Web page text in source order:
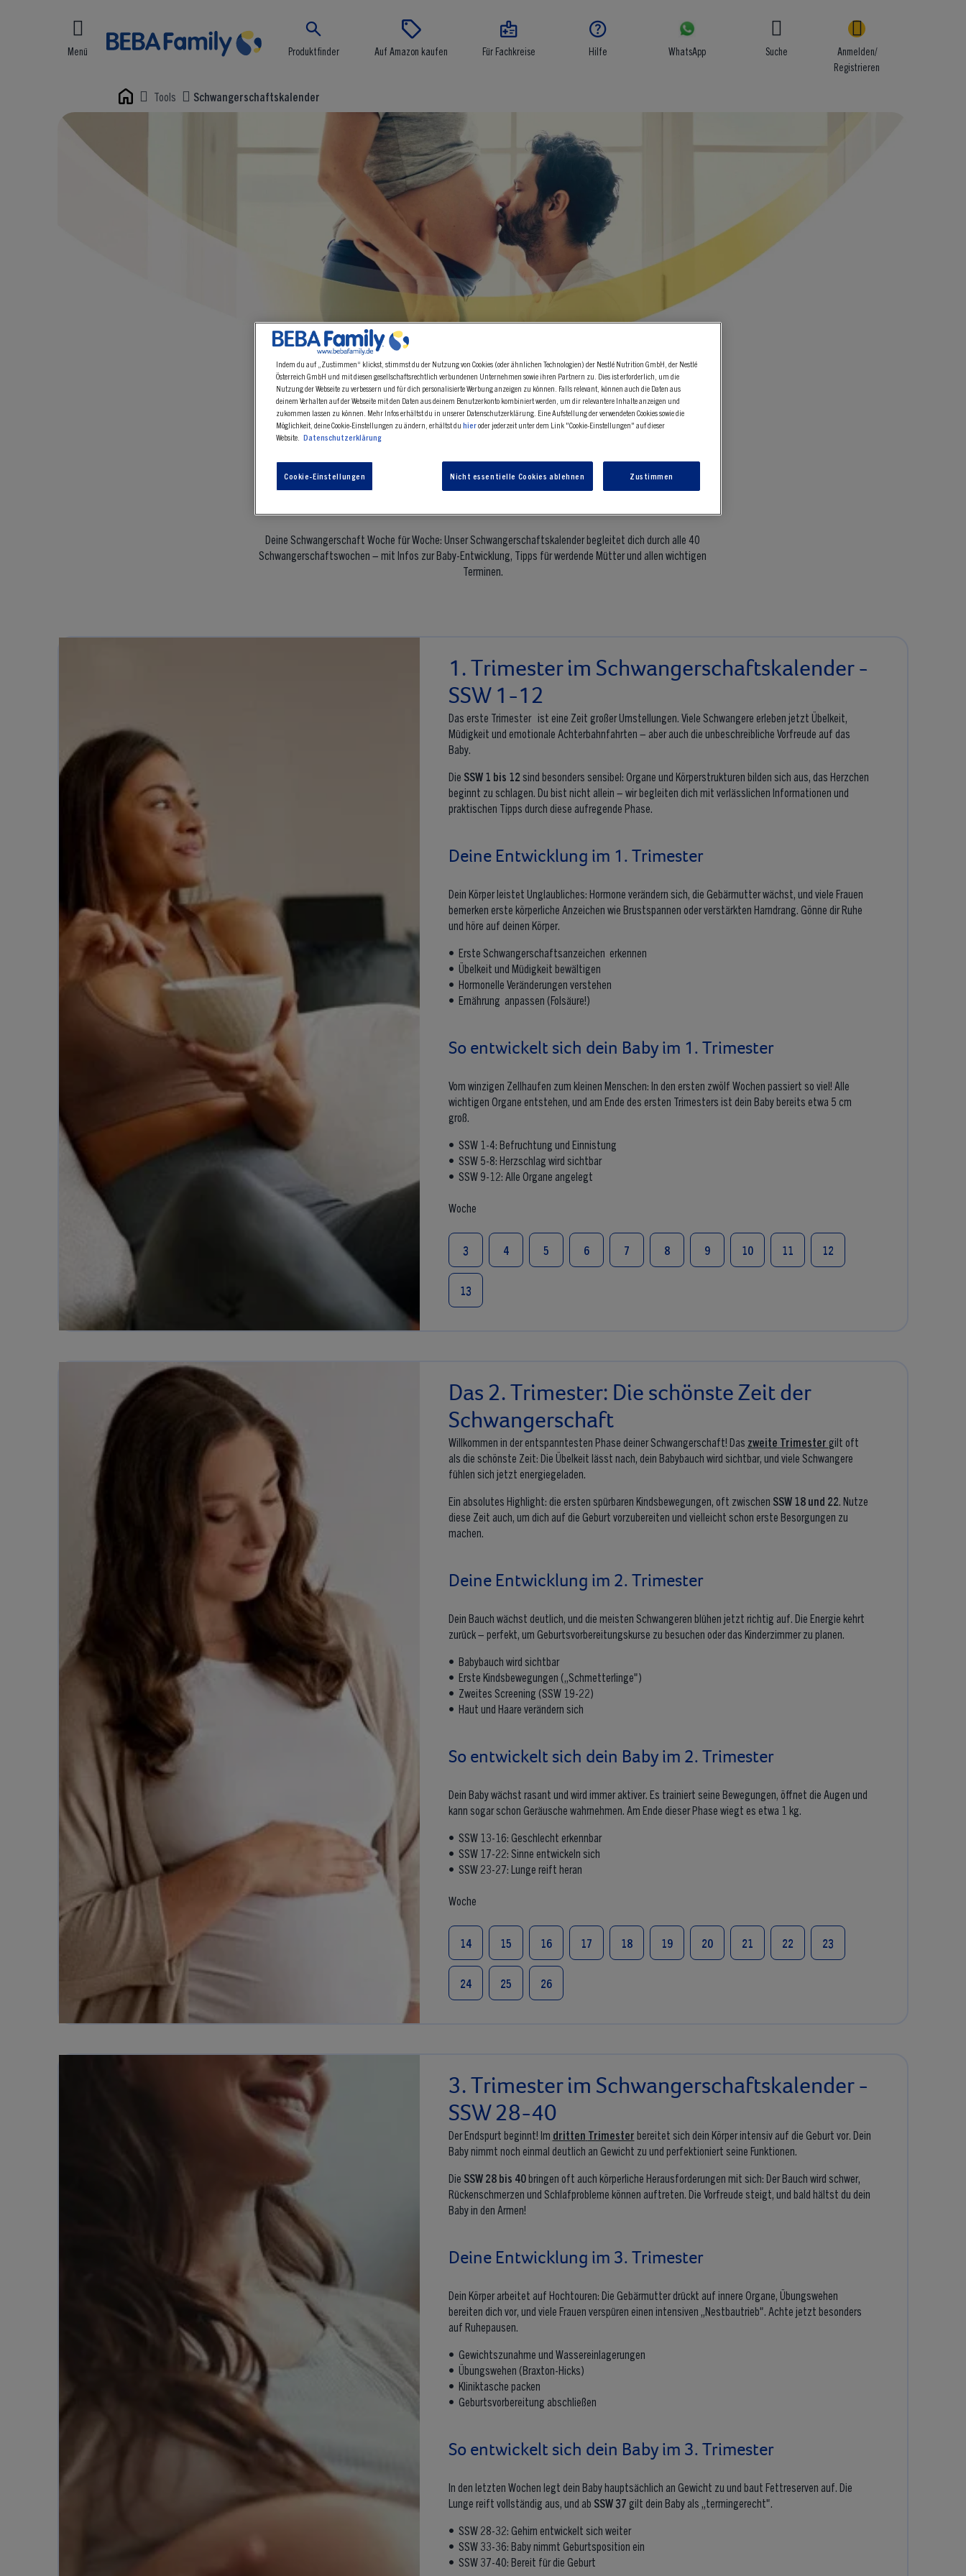
Menü

Produktfinder

Auf Amazon kaufen

Für Fachkreise

Hilfe WhatsApp Suche
Anmelden/
Registrieren
Home Tools Schwangerschaftskalender
Alle 40 Schwangerschaftswochen im
Überblick
Deine Schwangerschaft Woche für Woche: Unser Schwangerschaftskalender begleitet dich durch alle 40
Schwangerschaftswochen – mit Infos zur Baby-Entwicklung, Tipps für werdende Mütter und allen wichtigen
Terminen.
1. Trimester im Schwangerschaftskalender -
SSW 1-12
Das erste Trimester ist eine Zeit großer Umstellungen. Viele Schwangere erleben jetzt Übelkeit,
Müdigkeit und emotionale Achterbahnfahrten – aber auch die unbeschreibliche Vorfreude auf das
Baby.
Die SSW 1 bis 12 sind besonders sensibel: Organe und Körperstrukturen bilden sich aus, das Herzchen
beginnt zu schlagen. Du bist nicht allein – wir begleiten dich mit verlässlichen Informationen und
praktischen Tipps durch diese aufregende Phase.
Deine Entwicklung im 1. Trimester
Dein Körper leistet Unglaubliches: Hormone verändern sich, die Gebärmutter wächst, und viele Frauen
bemerken erste körperliche Anzeichen wie Brustspannen oder verstärkten Harndrang. Gönne dir Ruhe
und höre auf deinen Körper.
• Erste Schwangerschaftsanzeichen erkennen
• Übelkeit und Müdigkeit bewältigen
• Hormonelle Veränderungen verstehen
• Ernährung anpassen (Folsäure!)
So entwickelt sich dein Baby im 1. Trimester
Vom winzigen Zellhaufen zum kleinen Menschen: In den ersten zwölf Wochen passiert so viel! Alle
wichtigen Organe entstehen, und am Ende des ersten Trimesters ist dein Baby bereits etwa 5 cm
groß.
• SSW 1-4: Befruchtung und Einnistung
• SSW 5-8: Herzschlag wird sichtbar
• SSW 9-12: Alle Organe angelegt
Woche
3 4 5 6 7 8 9 10 11 12
13
Das 2. Trimester: Die schönste Zeit der
Schwangerschaft
Willkommen in der entspanntesten Phase deiner Schwangerschaft! Das zweite Trimester gilt oft
als die schönste Zeit: Die Übelkeit lässt nach, dein Babybauch wird sichtbar, und viele Schwangere
fühlen sich jetzt energiegeladen.
Ein absolutes Highlight: die ersten spürbaren Kindsbewegungen, oft zwischen SSW 18 und 22. Nutze
diese Zeit auch, um dich auf die Geburt vorzubereiten und vielleicht schon erste Besorgungen zu
machen.
Deine Entwicklung im 2. Trimester
Dein Bauch wächst deutlich, und die meisten Schwangeren blühen jetzt richtig auf. Die Energie kehrt
zurück – perfekt, um Geburtsvorbereitungskurse zu besuchen oder das Kinderzimmer zu planen.
• Babybauch wird sichtbar
• Erste Kindsbewegungen („Schmetterlinge")
• Zweites Screening (SSW 19-22)
• Haut und Haare verändern sich
So entwickelt sich dein Baby im 2. Trimester
Dein Baby wächst rasant und wird immer aktiver. Es trainiert seine Bewegungen, öffnet die Augen und
kann sogar schon Geräusche wahrnehmen. Am Ende dieser Phase wiegt es etwa 1 kg.
• SSW 13-16: Geschlecht erkennbar
• SSW 17-22: Sinne entwickeln sich
• SSW 23-27: Lunge reift heran
Woche
14 15 16 17 18 19 20 21 22 23
24 25 26
3. Trimester im Schwangerschaftskalender -
SSW 28-40
Der Endspurt beginnt! Im dritten Trimester bereitet sich dein Körper intensiv auf die Geburt vor. Dein
Baby nimmt noch einmal deutlich an Gewicht zu und perfektioniert seine Funktionen.
Die SSW 28 bis 40bringen oft auch körperliche Herausforderungen mit sich: Der Bauch wird schwer,
Rückenschmerzen und Schlafprobleme können auftreten. Die Vorfreude steigt, und bald hältst du dein
Baby in den Armen!
Deine Entwicklung im 3. Trimester
Dein Körper arbeitet auf Hochtouren: Die Gebärmutter drückt auf innere Organe, Übungswehen
bereiten dich vor, und viele Frauen verspüren einen intensiven „Nestbautrieb". Achte jetzt besonders
auf Ruhepausen.
• Gewichtszunahme und Wassereinlagerungen
• Übungswehen (Braxton-Hicks)
• Kliniktasche packen
• Geburtsvorbereitung abschließen
So entwickelt sich dein Baby im 3. Trimester
In den letzten Wochen legt dein Baby hauptsächlich an Gewicht zu und baut Fettreserven auf. Die
Lunge reift vollständig aus, und ab SSW 37 gilt dein Baby als „termingerecht".
• SSW 28-32: Gehirn entwickelt sich weiter
• SSW 33-36: Baby nimmt Geburtsposition ein
• SSW 37-40: Bereit für die Geburt
Indem du auf „Zustimmen“ klickst, stimmst du der Nutzung von Cookies (oder ähnlichen Technologien) der Nestlé Nutrition GmbH, der Nestlé
Österreich GmbH und mit diesen gesellschaftsrechtlich verbundenen Unternehmen sowie ihren Partnern zu. Dies ist erforderlich, um die
Nutzung der Webseite zu verbessern und für dich personalisierte Werbung anzeigen zu können. Falls relevant, können auch die Daten aus
deinem Verhalten auf der Webseite mit den Daten aus deinem Benutzerkonto kombiniert werden, um dir relevantere Inhalte anzeigen und
zukommen lassen zu können. Mehr Infos erhältst du in unserer Datenschutzerklärung. Eine Aufstellung der verwendeten Cookies sowie die
Möglichkeit, deine Cookie-Einstellungen zu ändern, erhältst du hieroder jederzeit unter dem Link "Cookie-Einstellungen" auf dieser
Website. Datenschutzerklärung
Cookie-Einstellungen Nicht essentielle Cookies ablehnen Zustimmen